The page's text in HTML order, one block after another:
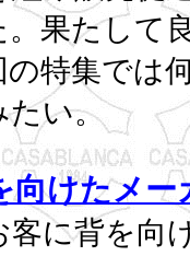
。果たして
の特集では
たい。
向けたメー
客に背を